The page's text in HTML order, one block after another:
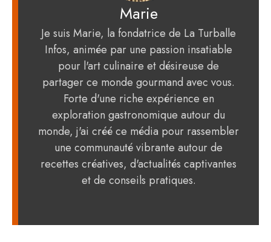
Marie
Je suis Marie, la fondatrice de La Turballe
Infos, animée par une passion insatiable
pour l'art culinaire et désireuse de
partager ce monde gourmand avec vous.
Forte d'une riche expérience en
exploration gastronomique autour du
monde, j'ai créé ce média pour rassembler
une communauté vibrante autour de
recettes créatives, d'actualités captivantes
et de conseils pratiques.